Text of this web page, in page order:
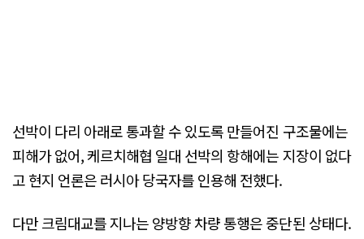
선박이 다리 아래로 통과할 수 있도록 만들어진 구조물에는
피해가 없어, 케르치해협 일대 선박의 항해에는 지장이 없다
고 현지 언론은 러시아 당국자를 인용해 전했다.
다만 크림대교를 지나는 양방향 차량 통행은 중단된 상태다.